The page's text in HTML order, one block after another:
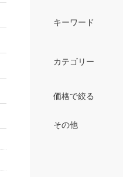
キーワード
カテゴリー
価格で絞る
その他